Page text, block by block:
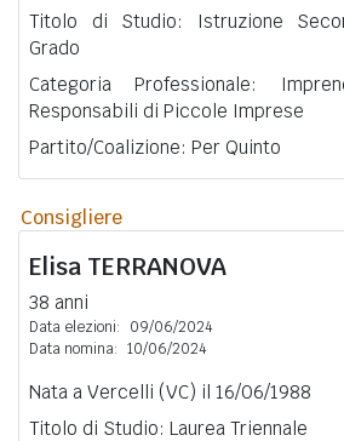
Titolo di Studio: Istruzione
Grado
Categoria Professionale:
Responsabili di Piccole Imprese
Partito/Coalizione: Per Quinto
Consigliere
Elisa TERRANOVA
38 anni
Data elezioni:
09/06/2024
Data nomina: 10/06/2024
Nata a Vercelli (VC) il 16/06/1988
Titolo di Studio: Laurea Triennale